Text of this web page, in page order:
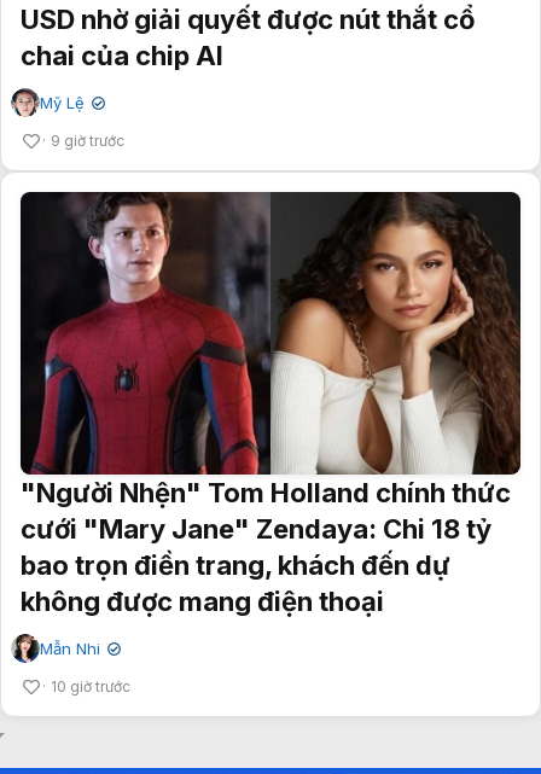
USD nhờ giải quyết được nút thắt cổ
chai của chip AI
Mỹ Lệ ✔
9 giờ trước
"Người Nhện" Tom Holland chính thức
cưới "Mary Jane" Zendaya: Chi 18 tỷ
bao trọn điền trang, khách đến dự
không được mang điện thoại
Mẫn Nhi ✔
10 giờ trước